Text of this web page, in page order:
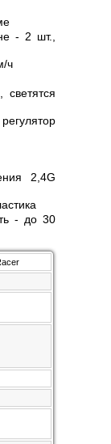
- 2 шт.,
ч
2,4G
- до 30